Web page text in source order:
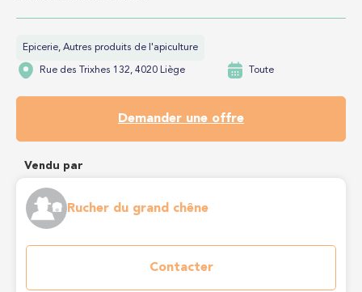
Epicerie, Autres produits de l'apiculture
Rue des Trixhes 132, 4020 Liège Toute
Demander une offre
Vendu par
Rucher du grand chêne
Contacter